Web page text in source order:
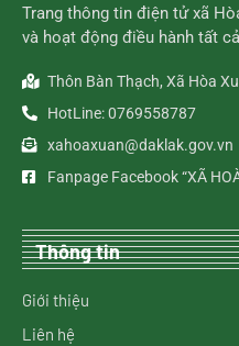
Trang thông tin điện tử xã
và hoạt động điều hành tất
Thôn Bàn Thạch, Xã Hòa
HotLine: 0769558787
xahoaxuan@daklak.gov.vn
Fanpage Facebook “XÃ
Thông tin
Giới thiệu
Liên hệ